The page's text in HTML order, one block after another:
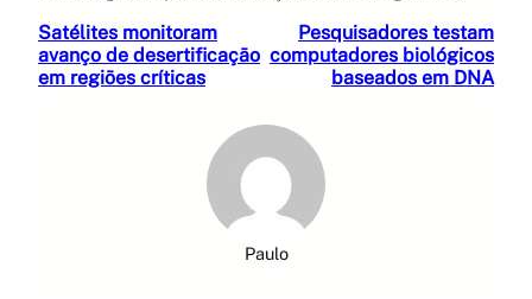
Satélites monitoram
avanço de desertificação
em regiões críticas
Pesquisadores testam
computadores biológicos
baseados em DNA
Paulo